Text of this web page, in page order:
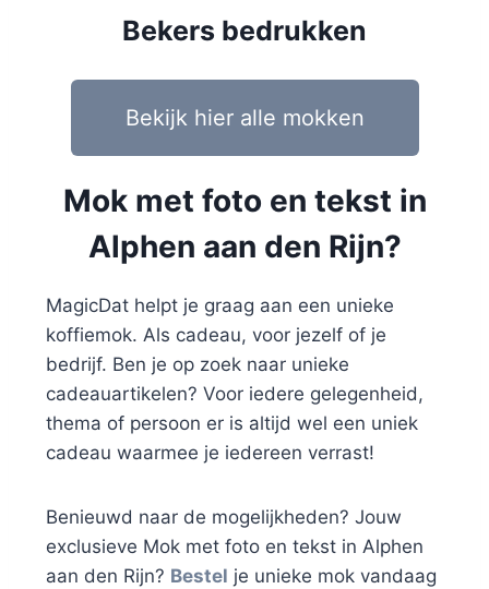
Bekers bedrukken
Bekijk hier alle mokken
Mok met foto en tekst in
Alphen aan den Rijn?
MagicDat helpt je graag aan een unieke
koffiemok. Als cadeau, voor jezelf of je
bedrijf. Ben je op zoek naar unieke
cadeauartikelen? Voor iedere gelegenheid,
thema of persoon er is altijd wel een uniek
cadeau waarmee je iedereen verrast!
Benieuwd naar de mogelijkheden? Jouw
exclusieve Mok met foto en tekst in Alphen
aan den Rijn? Bestel je unieke mok vandaag